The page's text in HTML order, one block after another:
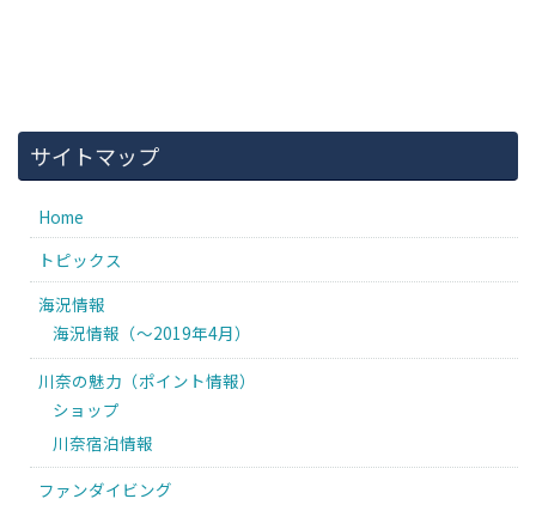
サイトマップ
Home
トピックス
海況情報
海況情報（〜2019年4月）
川奈の魅力（ポイント情報）
ショップ
川奈宿泊情報
ファンダイビング